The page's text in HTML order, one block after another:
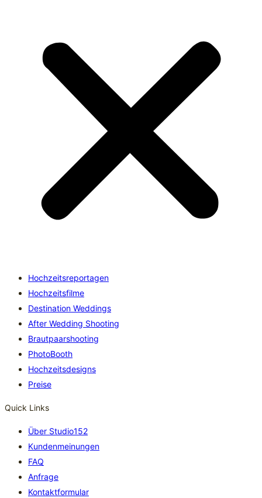
Hochzeitsreportagen
Hochzeitsfilme
Destination Weddings
After Wedding Shooting
Brautpaarshooting
PhotoBooth
Hochzeitsdesigns
Preise
Quick Links
Über Studio152
Kundenmeinungen
FAQ
Anfrage
Kontaktformular